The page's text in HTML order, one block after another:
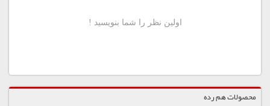
محصولات هم رده